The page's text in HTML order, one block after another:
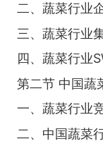
二、蔬菜行业
三、蔬菜行业
四、蔬菜行业
第二节 中国蔬
一、蔬菜行业
二、中国蔬菜